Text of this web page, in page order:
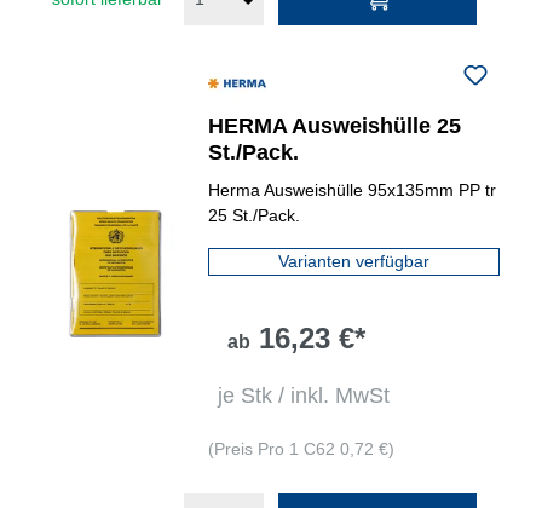
HERMA Ausweishülle 25
St./Pack.
Herma Ausweishülle 95x135mm PP tr
25 St./Pack.
Varianten verfügbar
ab 16,23 €*
je Stk / inkl. MwSt
(Preis Pro 1 C62 0,72 €)